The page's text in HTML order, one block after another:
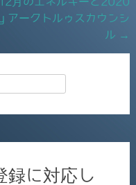
アークトルゥスカウンシ
ル →
録に対応し